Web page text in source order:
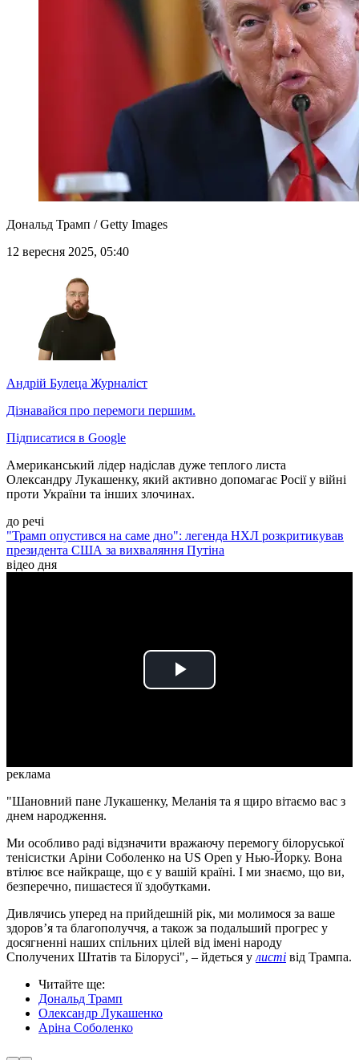
Дональд Трамп / Getty Images
12 вересня 2025, 05:40
Андрій Булеца Журналіст
Дізнавайся про перемоги першим.
Підписатися в Google
Американський лідер надіслав дуже теплого листа
Олександру Лукашенку, який активно допомагає Росії у війні
проти України та інших злочинах.
до речі
"Трамп опустився на саме дно": легенда НХЛ розкритикував
президента США за вихваляння Путіна
відео дня
Play
реклама
"Шановний пане Лукашенку, Меланія та я щиро вітаємо вас з
днем народження.
Ми особливо раді відзначити вражаючу перемогу білоруської
тенісистки Аріни Соболенко на US Open у Нью-Йорку. Вона
втілює все найкраще, що є у вашій країні. І ми знаємо, що ви,
безперечно, пишаєтеся її здобутками.
Дивлячись уперед на прийдешній рік, ми молимося за ваше
здоров’я та благополуччя, а також за подальший прогрес у
досягненні наших спільних цілей від імені народу
Сполучених Штатів та Білорусі", – йдеться улисті від Трампа.
Читайте ще:
Дональд Трамп
Олександр Лукашенко
Аріна Соболенко